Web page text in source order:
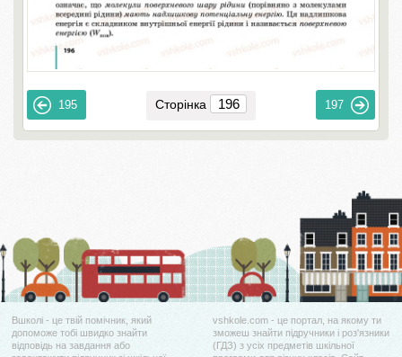
195 Сторінка 197
Вшколі - це твій помічник, який
допоможе тобі швидко знайти
відповідь на завдання або
vshkole.com - це портал, на якому ти
зможеш знайти підручники і роз'язники
(ГДЗ) з усіх предметів шкільної